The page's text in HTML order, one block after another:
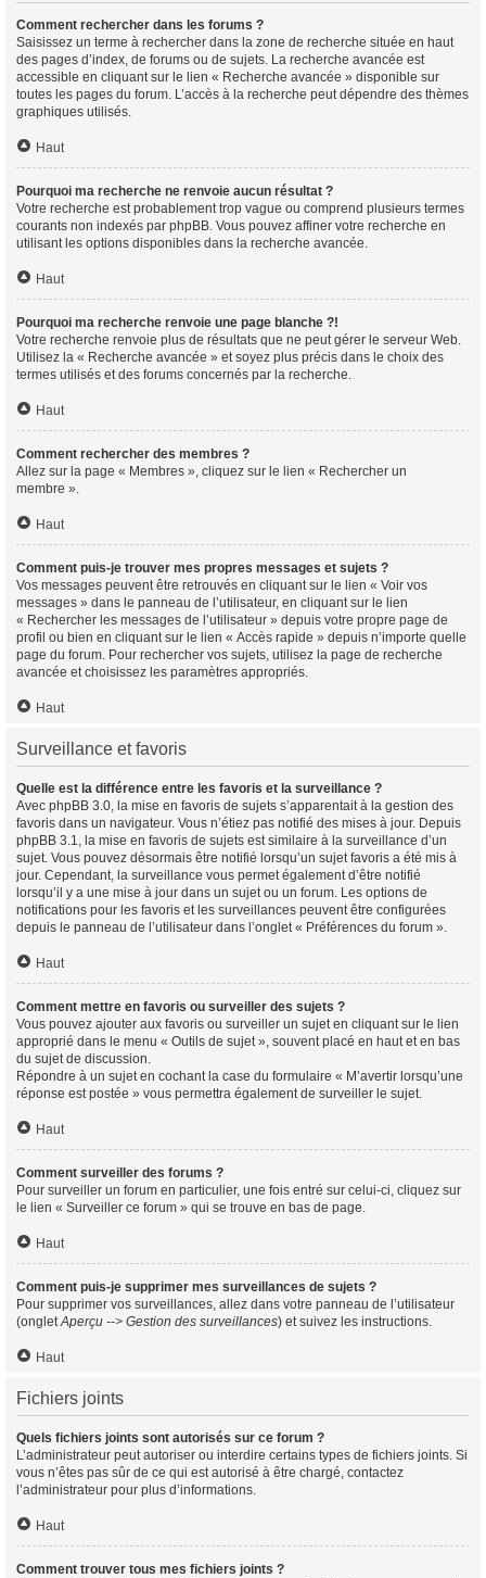
Comment rechercher dans les forums ?
Saisissez un terme à rechercher dans la zone de recherche située en haut
des pages d’index, de forums ou de sujets. La recherche avancée est
accessible en cliquant sur le lien « Recherche avancée » disponible sur
toutes les pages du forum. L’accès à la recherche peut dépendre des thèmes
graphiques utilisés.
Haut
Pourquoi ma recherche ne renvoie aucun résultat ?
Votre recherche est probablement trop vague ou comprend plusieurs termes
courants non indexés par phpBB. Vous pouvez affiner votre recherche en
utilisant les options disponibles dans la recherche avancée.
Haut
Pourquoi ma recherche renvoie une page blanche ?!
Votre recherche renvoie plus de résultats que ne peut gérer le serveur Web.
Utilisez la « Recherche avancée » et soyez plus précis dans le choix des
termes utilisés et des forums concernés par la recherche.
Haut
Comment rechercher des membres ?
Allez sur la page « Membres », cliquez sur le lien « Rechercher un
membre ».
Haut
Comment puis-je trouver mes propres messages et sujets ?
Vos messages peuvent être retrouvés en cliquant sur le lien « Voir vos
messages » dans le panneau de l’utilisateur, en cliquant sur le lien
« Rechercher les messages de l’utilisateur » depuis votre propre page de
profil ou bien en cliquant sur le lien « Accès rapide » depuis n’importe quelle
page du forum. Pour rechercher vos sujets, utilisez la page de recherche
avancée et choisissez les paramètres appropriés.
Haut
Surveillance et favoris
Quelle est la différence entre les favoris et la surveillance ?
Avec phpBB 3.0, la mise en favoris de sujets s’apparentait à la gestion des
favoris dans un navigateur. Vous n’étiez pas notifié des mises à jour. Depuis
phpBB 3.1, la mise en favoris de sujets est similaire à la surveillance d’un
sujet. Vous pouvez désormais être notifié lorsqu’un sujet favoris a été mis à
jour. Cependant, la surveillance vous permet également d’être notifié
lorsqu’il y a une mise à jour dans un sujet ou un forum. Les options de
notifications pour les favoris et les surveillances peuvent être configurées
depuis le panneau de l’utilisateur dans l’onglet « Préférences du forum ».
Haut
Comment mettre en favoris ou surveiller des sujets ?
Vous pouvez ajouter aux favoris ou surveiller un sujet en cliquant sur le lien
approprié dans le menu « Outils de sujet », souvent placé en haut et en bas
du sujet de discussion.
Répondre à un sujet en cochant la case du formulaire « M’avertir lorsqu’une
réponse est postée » vous permettra également de surveiller le sujet.
Haut
Comment surveiller des forums ?
Pour surveiller un forum en particulier, une fois entré sur celui-ci, cliquez sur
le lien « Surveiller ce forum » qui se trouve en bas de page.
Haut
Comment puis-je supprimer mes surveillances de sujets ?
Pour supprimer vos surveillances, allez dans votre panneau de l’utilisateur
(ongletAperçu --> Gestion des surveillances) et suivez les instructions.
Haut
Fichiers joints
Quels fichiers joints sont autorisés sur ce forum ?
L’administrateur peut autoriser ou interdire certains types de fichiers joints. Si
vous n’êtes pas sûr de ce qui est autorisé à être chargé, contactez
l’administrateur pour plus d’informations.
Haut
Comment trouver tous mes fichiers joints ?